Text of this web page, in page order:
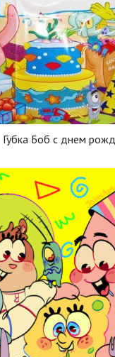
Губка Боб с днем